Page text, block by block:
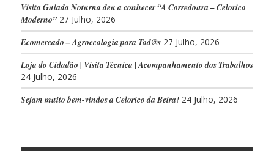
Visita Guiada Noturna deu a conhecer “A Corredoura – Celorico
Moderno” 27 Julho, 2026
Ecomercado – Agroecologia para Tod@s 27 Julho, 2026
Loja do Cidadão | Visita Técnica | Acompanhamento dos Trabalhos
24 Julho, 2026
Sejam muito bem-vindos a Celorico da Beira! 24 Julho, 2026